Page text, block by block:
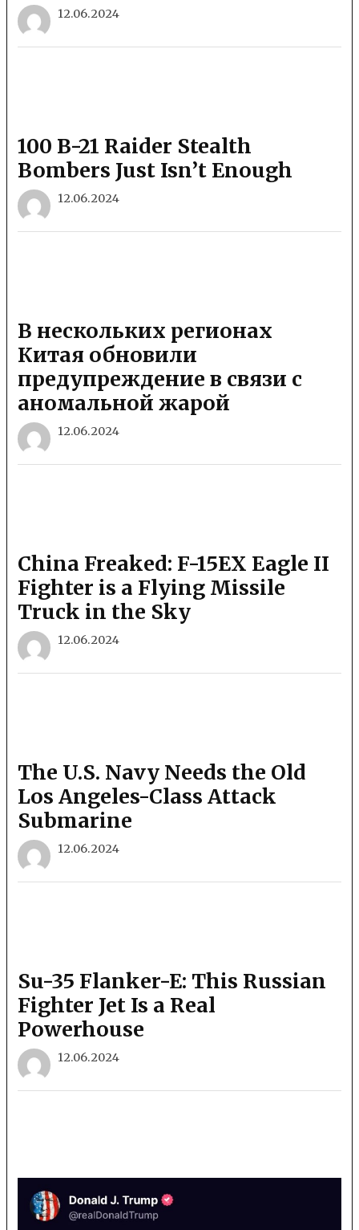
12.06.2024
100 B-21 Raider Stealth
Bombers Just Isn’t Enough
12.06.2024
В нескольких регионах
Китая обновили
предупреждение в связи с
аномальной жарой
12.06.2024
China Freaked: F-15EX Eagle II
Fighter is a Flying Missile
Truck in the Sky
12.06.2024
The U.S. Navy Needs the Old
Los Angeles-Class Attack
Submarine
12.06.2024
Su-35 Flanker-E: This Russian
Fighter Jet Is a Real
Powerhouse
12.06.2024